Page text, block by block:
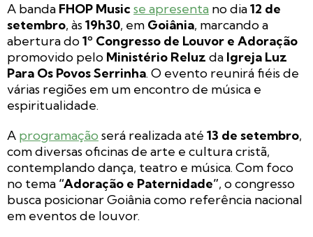
A banda FHOP Musicse apresenta no dia12 de
setembro, às19h30, em Goiânia, marcando a
abertura do1º Congresso de Louvor e Adoração
promovido pelo Ministério Reluz da Igreja Luz
Para Os Povos Serrinha. O evento reunirá fiéis de
várias regiões em um encontro de música e
espiritualidade.
A programação será realizada até 13 de setembro,
com diversas oficinas de arte e cultura cristã,
contemplando dança, teatro e música. Com foco
no tema “Adoração e Paternidade”, o congresso
busca posicionar Goiânia como referência nacional
em eventos de louvor.